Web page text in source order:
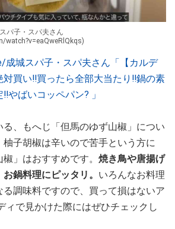
パ子・スパ夫さん
watch?v=eaQweRlQkqs)
成城スパ子・スパ夫さん「【カルデ
対買い‼️買ったら全部大当たり‼️鍋の素
やばいコッペパン? 」
る、もへじ「但馬のゆず山椒」につい
子胡椒は辛いので苦手という方に
」はおすすめです。 焼き鳥や唐揚げ
鍋料理にピッタリ。 いろんなお料理
調味料ですので、買って損はないア
ィで見かけた際にはぜひチェックし